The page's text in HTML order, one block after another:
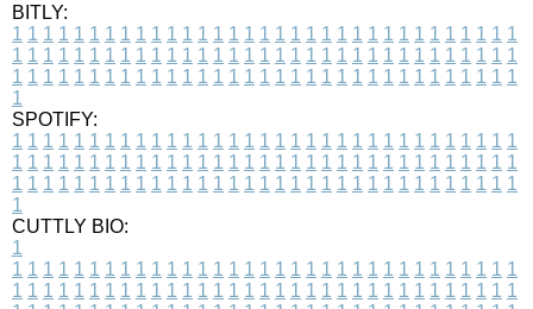
BITLY:
1 1 1 1 1 1 1 1 1 1 1 1 1 1 1 1 1 1 1 1 1 1 1 1 1 1 1 1 1 1 1 1 1
1 1 1 1 1 1 1 1 1 1 1 1 1 1 1 1 1 1 1 1 1 1 1 1 1 1 1 1 1 1 1 1 1
1 1 1 1 1 1 1 1 1 1 1 1 1 1 1 1 1 1 1 1 1 1 1 1 1 1 1 1 1 1 1 1 1
1
SPOTIFY:
1 1 1 1 1 1 1 1 1 1 1 1 1 1 1 1 1 1 1 1 1 1 1 1 1 1 1 1 1 1 1 1 1
1 1 1 1 1 1 1 1 1 1 1 1 1 1 1 1 1 1 1 1 1 1 1 1 1 1 1 1 1 1 1 1 1
1 1 1 1 1 1 1 1 1 1 1 1 1 1 1 1 1 1 1 1 1 1 1 1 1 1 1 1 1 1 1 1 1
1
CUTTLY BIO:
1
1 1 1 1 1 1 1 1 1 1 1 1 1 1 1 1 1 1 1 1 1 1 1 1 1 1 1 1 1 1 1 1 1
1 1 1 1 1 1 1 1 1 1 1 1 1 1 1 1 1 1 1 1 1 1 1 1 1 1 1 1 1 1 1 1 1